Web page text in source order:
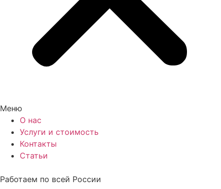
Меню
О нас
Услуги и стоимость
Контакты
Статьи
Работаем по всей России